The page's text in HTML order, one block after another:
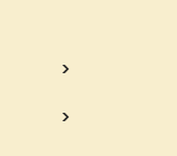
>
>